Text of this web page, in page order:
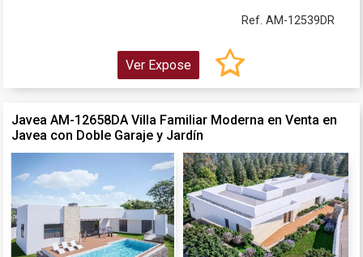
Ref. AM-12539DR
Ver Expose
Javea AM-12658DA Villa Familiar Moderna en Venta en
Javea con Doble Garaje y Jardín